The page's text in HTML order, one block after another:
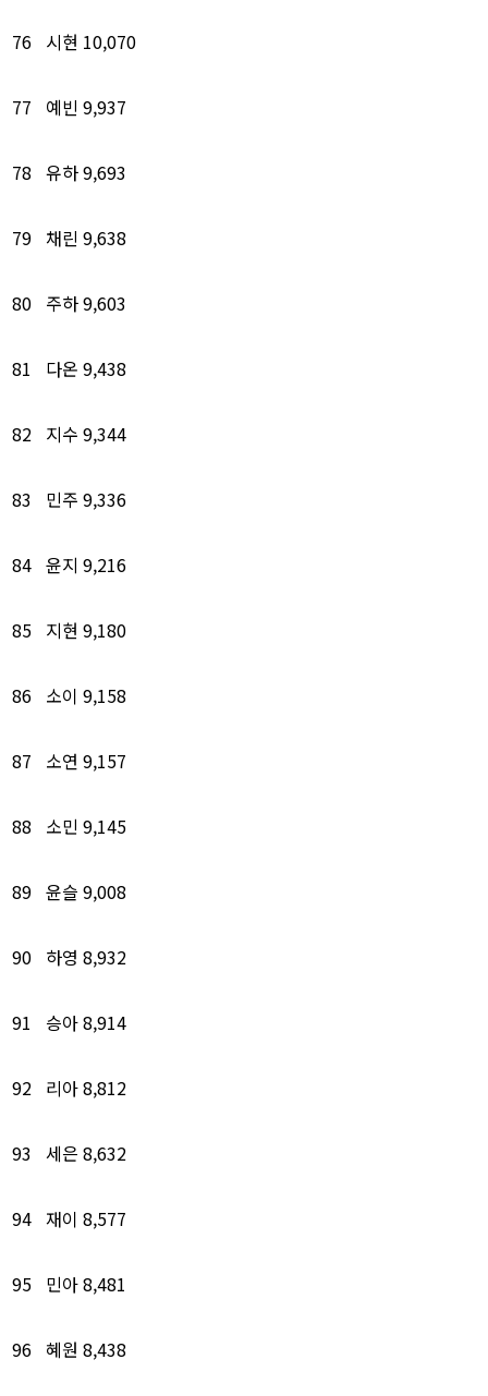
76 시현 10,070
77 예빈 9,937
78 유하9,693
79 채린 9,638
80 주하9,603
81 다온 9,438
82 지수 9,344
83 민주 9,336
84 윤지 9,216
85 지현 9,180
86 소이 9,158
87 소연 9,157
88 소민 9,145
89 윤슬 9,008
90 하영 8,932
91 승아8,914
92 리아8,812
93 세은 8,632
94 재이 8,577
95 민아8,481
96 혜원 8,438